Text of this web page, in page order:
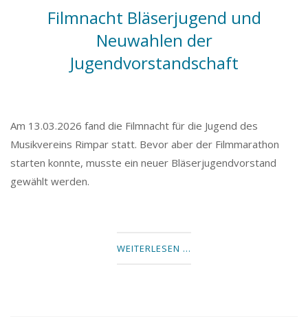
Filmnacht Bläserjugend und
Neuwahlen der
Jugendvorstandschaft
Am 13.03.2026 fand die Filmnacht für die Jugend des
Musikvereins Rimpar statt. Bevor aber der Filmmarathon
starten konnte, musste ein neuer Bläserjugendvorstand
gewählt werden.
WEITERLESEN …